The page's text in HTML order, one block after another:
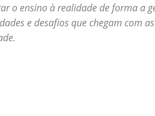
o ensino à realidade de forma
e desafios que chegam com